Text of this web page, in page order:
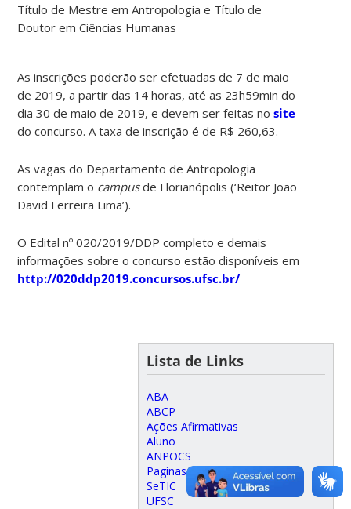
Título de Mestre em Antropologia e Título de
Doutor em Ciências Humanas
As inscrições poderão ser efetuadas de 7 de maio
de 2019, a partir das 14 horas, até as 23h59min do
dia 30 de maio de 2019, e devem ser feitas nosite
do concurso. A taxa de inscrição é de R$ 260,63.
As vagas do Departamento de Antropologia
contemplam o campusde Florianópolis (‘Reitor João
David Ferreira Lima’).
O Edital nº 020/2019/DDP completo e demais
informações sobre o concurso estão disponíveis em
http://020ddp2019.concursos.ufsc.br/
Lista de Links
ABA
ABCP
Ações Afirmativas
Aluno
ANPOCS
Paginas@UFSC
SeTIC
UFSC